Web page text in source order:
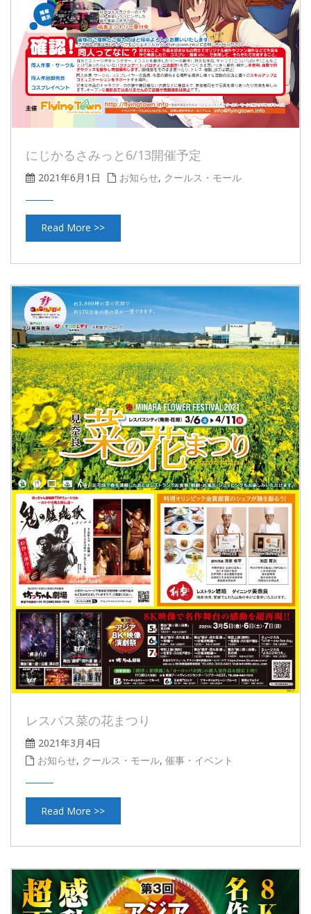
にじかるさみっと6/13開催予定
2021年6月1日 お知らせ, クールス・モール
Read More >>
レスパス菜の花まつり
2021年3月4日
お知らせ, クールス・モール, 催事・イベント
Read More >>